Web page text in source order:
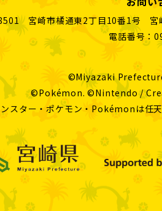
宮崎市橘通東2丁目10番1号 宮
電話番号：
©Miyazaki
©Pokémon. ©Nintendo /
スター・ポケモン・Pokémonは任